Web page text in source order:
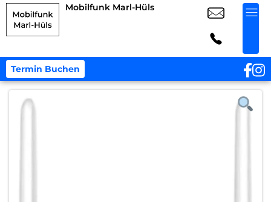
Mobilfunk Marl-Hüls
Termin Buchen